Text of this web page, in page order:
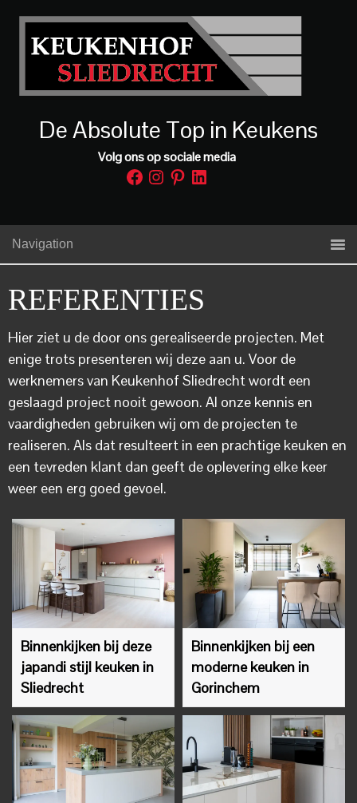
De Absolute Top in Keukens
Volg ons op sociale media
Facebook
Instagram
PinterestLinkedIn
Navigation
REFERENTIES
Hier ziet u de door ons gerealiseerde projecten. Met
enige trots presenteren wij deze aan u. Voor de
werknemers van Keukenhof Sliedrecht wordt een
geslaagd project nooit gewoon. Al onze kennis en
vaardigheden gebruiken wij om de projecten te
realiseren. Als dat resulteert in een prachtige keuken en
een tevreden klant dan geeft de oplevering elke keer
weer een erg goed gevoel.
Binnenkijken bij deze
japandi stijl keuken in
Sliedrecht
Binnenkijken bij een
moderne keuken in
Gorinchem